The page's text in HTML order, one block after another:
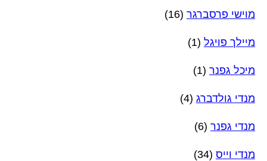
מוישי פרסברגר (16)
מיילך פויגל (1)
מיכל גפנר (1)
מנדי גולדברג (4)
מנדי גפנר (6)
מנדי וייס (34)